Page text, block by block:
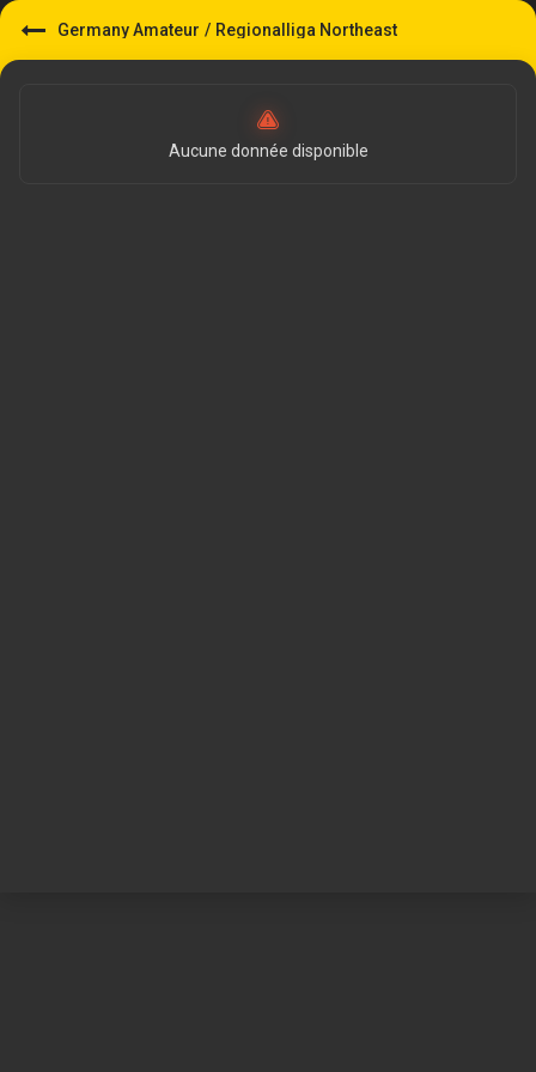
Germany Amateur / Regionalliga Northeast
Aucune donnée disponible